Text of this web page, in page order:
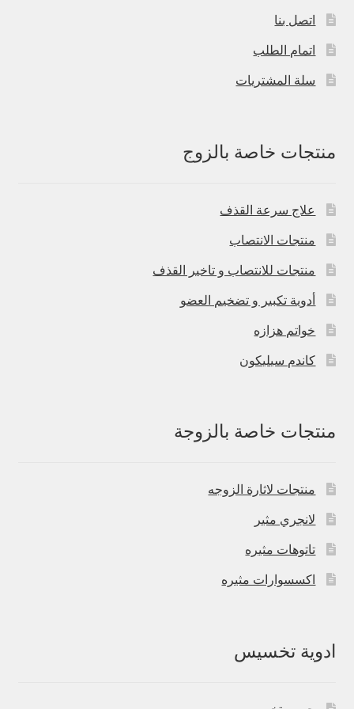
اتصل بنا
اتمام الطلب
سلة المشتريات
منتجات خاصة بالزوج
علاج سرعة القذف
منتجات الانتصاب
منتجات للانتصاب و تاخير القذف
أدوية تكبير و تضخيم العضو
خواتم هزازه
كاندم سيليكون
منتجات خاصة بالزوجة
منتجات لاثارة الزوجه
لانجري مثير
تاتوهات مثيره
اكسسوارات مثيره
ادوية تخسيس